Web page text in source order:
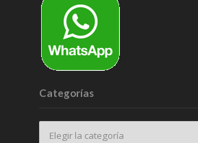
Categorías